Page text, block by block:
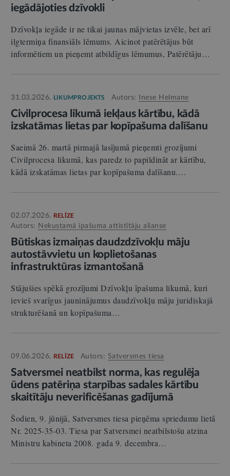
iegādājoties dzīvokli
Dzīvokļa iegāde ir ne tikai jaunas mājvietas izvēle, bet arī
ilgtermiņa finansiāls lēmums. Aicinot patērētājus būt
informētiem un pieņemt atbildīgus lēmumus, Patērētāju…
31.03.2026. LIKUMPROJEKTS Autors: Inese Helmane
Civilprocesa likumā iekļaus kārtību, kādā
izskatāmas lietas par kopīpašuma dalīšanu
Saeimā 26. martā pirmajā lasījumā pieņemti grozījumi
Civilprocesa likumā, kas paredz to papildināt ar kārtību,
kādā izskatāmas lietas par kopīpašuma dalīšanu.…
02.07.2026. RELĪZE
Autors: Nekustamā īpašuma attīstītāju alianse
Būtiskas izmaiņas daudzdzīvokļu māju
autostāvvietu un koplietošanas
infrastruktūras izmantošanā
Stājušies spēkā grozījumi Dzīvokļu īpašuma likumā, kuri
ievieš svarīgus jauninājumus daudzīvokļu māju juridiskajā
strukturēšanā un kopīpašuma…
09.06.2026. RELĪZE Autors: Satversmes tiesa
Satversmei neatbilst norma, kas regulēja
ūdens patēriņa starpības sadales kārtību
skaitītāju neverificēšanas gadījumā
Šodien, 9. jūnijā, Satversmes tiesa pieņēma spriedumu lietā
Nr. 2025-35-03. Tiesa par Satversmei neatbilstošu atzina
Ministru kabineta 2008. gada 9. decembra…